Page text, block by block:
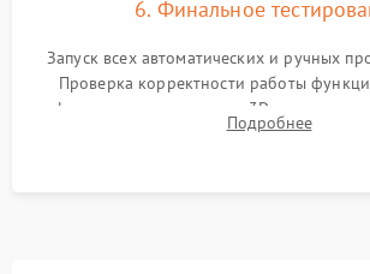
6. Финальное
Запуск всех автоматических и ручных
Проверка корректности работы
инфракрасного прогрева и 3D-
силы давления компрессора и
Подробнее